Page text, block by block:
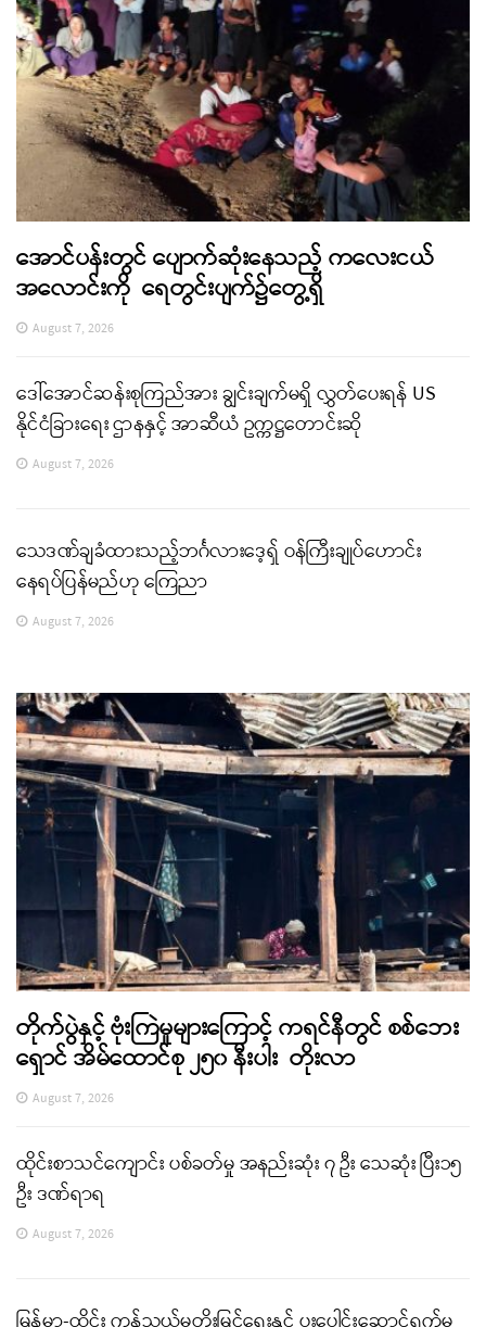
အောင်ပန်းတွင် ပျောက်ဆုံးနေသည့် ကလေးငယ်
အလောင်းကို ရေတွင်းပျက်၌တွေ့ရှိ
August 7, 2026
ဒေါ်အောင်ဆန်းစုကြည်အား ချွင်းချက်မရှိ လွှတ်ပေးရန် US
နိုင်ငံခြားရေး ဌာနနှင့် အာဆီယံ ဥက္ကဋ္ဌတောင်းဆို
August 7, 2026
သေဒဏ်ချခံထားသည့်ဘင်္ဂလားဒေ့ရှ် ဝန်ကြီးချုပ်ဟောင်း
နေရပ်ပြန်မည်ဟု ကြေညာ
August 7, 2026
တိုက်ပွဲနှင့် ဗုံးကြဲမှုများကြောင့် ကရင်နီတွင် စစ်ဘေး
ရှောင် အိမ်ထောင်စု ၂၅၀ နီးပါး တိုးလာ
August 7, 2026
ထိုင်းစာသင်ကျောင်း ပစ်ခတ်မှု အနည်းဆုံး ၇ ဦး သေဆုံး ပြီး၁၅
ဦး ဒဏ်ရာရ
August 7, 2026